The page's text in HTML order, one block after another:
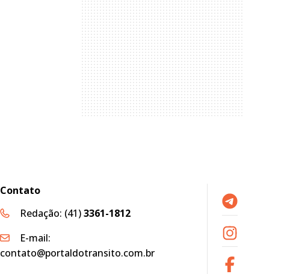
Contato
Redação: (41)3361-1812
E-mail:
contato@portaldotransito.com.br